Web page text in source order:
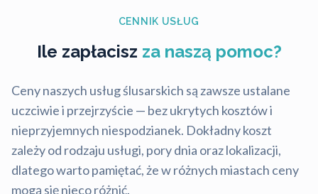
CENNIK USŁUG
Ile zapłacisz za naszą pomoc?
Ceny naszych usług ślusarskich są zawsze ustalane
uczciwie i przejrzyście — bez ukrytych kosztów i
nieprzyjemnych niespodzianek. Dokładny koszt
zależy od rodzaju usługi, pory dnia oraz lokalizacji,
dlatego warto pamiętać, że w różnych miastach ceny
mogą się nieco różnić.